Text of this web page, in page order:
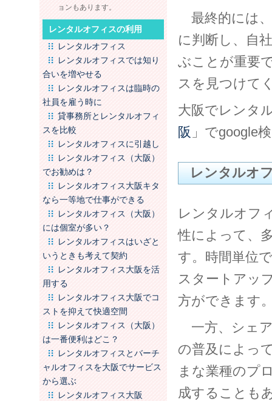
ョンもあります。
レンタルオフィスの利用
レンタルオフィス
レンタルオフィスでは知り
合いを増やせる
レンタルオフィスは臨時の
社員を雇う時に
貸事務所とレンタルオフィ
スを比較
レンタルオフィスに引越し
レンタルオフィス（大阪）
でお勧めは？
レンタルオフィス大阪キタ
なら一等地で仕事ができる
レンタルオフィス（大阪）
には個室が多い？
レンタルオフィスはいざと
いうときも考えて契約
レンタルオフィス大阪を活
用する
レンタルオフィス大阪でコ
ストを抑えて快適空間
レンタルオフィス（大阪）
は一番便利はどこ？
レンタルオフィスとバーチ
ャルオフィスを大阪でサービス
から選ぶ
レンタルオフィス大阪
最終的には
に判断し、自
ぶことが重要
スを見つけて
大阪でレンタ
阪 」でgoogle
レンタルオ
レンタルオフ
性によって、
す。時間単位
スタートアッ
方ができます
一方、シェ
の普及によっ
まな業種のプ
成することも